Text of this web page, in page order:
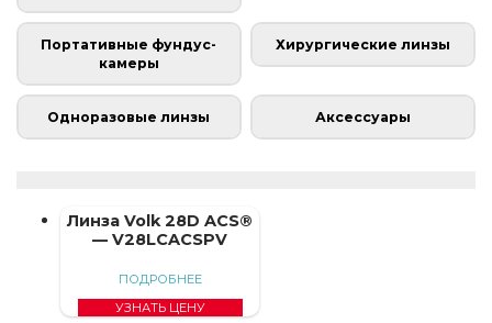
Портативные фундус-
камеры
Хирургические линзы
Одноразовые линзы Аксессуары
Линза Volk 28D ACS®
— V28LCACSPV
ПОДРОБНЕЕ
УЗНАТЬ ЦЕНУ